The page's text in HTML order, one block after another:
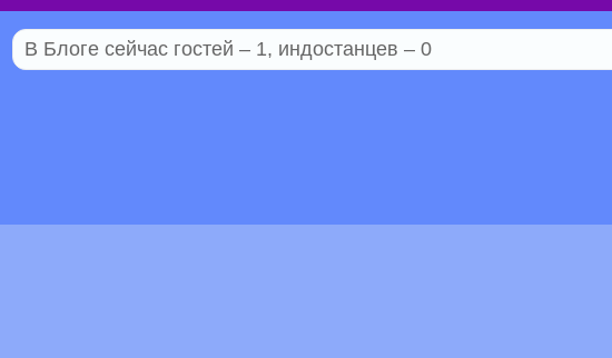
В Блоге сейчас гостей – 1, индостанцев – 0